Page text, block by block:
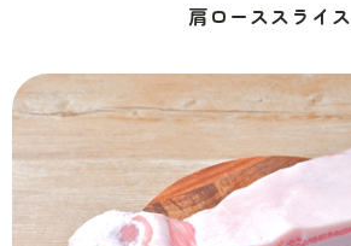
肩ローススライス